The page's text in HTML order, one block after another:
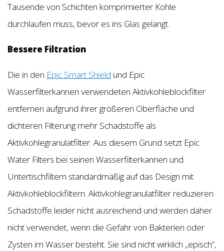
Tausende von Schichten komprimierter Kohle
durchlaufen muss, bevor es ins Glas gelangt.
Bessere Filtration
Die in den Epic Smart Shield und Epic
Wasserfilterkannen verwendeten Aktivkohleblockfilter
entfernen aufgrund ihrer größeren Oberfläche und
dichteren Filterung mehr Schadstoffe als
Aktivkohlegranulatfilter. Aus diesem Grund setzt Epic
Water Filters bei seinen Wasserfilterkannen und
Untertischfiltern standardmäßig auf das Design mit
Aktivkohleblockfiltern. Aktivkohlegranulatfilter reduzieren
Schadstoffe leider nicht ausreichend und werden daher
nicht verwendet, wenn die Gefahr von Bakterien oder
Zysten im Wasser besteht. Sie sind nicht wirklich „episch“,